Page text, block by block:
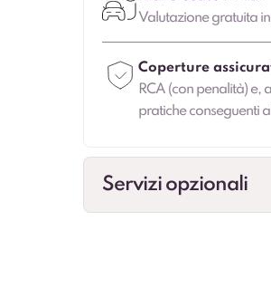
Valutazione gratuita
Coperture
RCA (con penalità) e,
pratiche conseguenti
Servizi opzionali